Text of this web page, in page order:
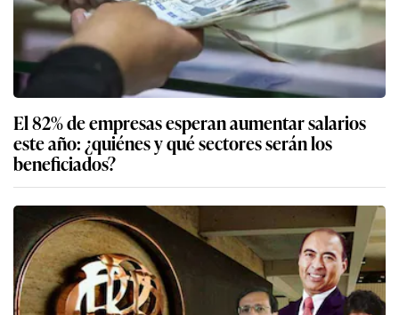
El 82% de empresas esperan aumentar salarios
este año: ¿quiénes y qué sectores serán los
beneficiados?